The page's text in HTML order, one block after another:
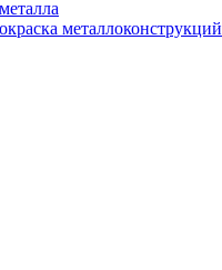
металлоконструкций